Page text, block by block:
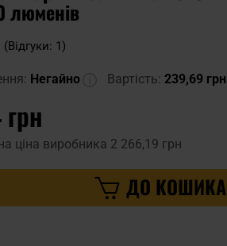
люменів
(Відгуки: 1)
Негайно Вартість: 239,69 грн
ціна виробника 2 266,19 грн
ДО КОШИКА